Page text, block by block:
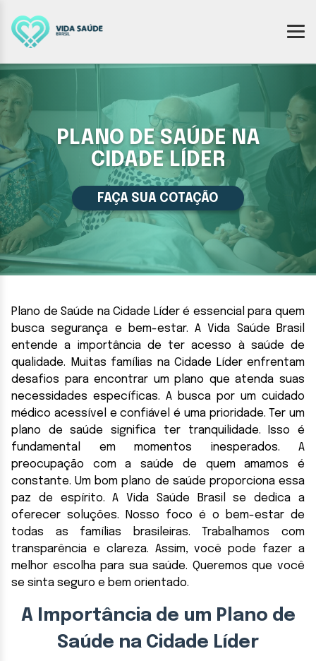
PLANO DE SAÚDE NA
CIDADE LÍDER
FAÇA SUA COTAÇÃO
Plano de Saúde na Cidade Líder é essencial para quem
busca segurança e bem-estar. A Vida Saúde Brasil
entende a importância de ter acesso à saúde de
qualidade. Muitas famílias na Cidade Líder enfrentam
desafios para encontrar um plano que atenda suas
necessidades específicas. A busca por um cuidado
médico acessível e confiável é uma prioridade. Ter um
plano de saúde significa ter tranquilidade. Isso é
fundamental em momentos inesperados. A
preocupação com a saúde de quem amamos é
constante. Um bom plano de saúde proporciona essa
paz de espírito. A Vida Saúde Brasil se dedica a
oferecer soluções. Nosso foco é o bem-estar de
todas as famílias brasileiras. Trabalhamos com
transparência e clareza. Assim, você pode fazer a
melhor escolha para sua saúde. Queremos que você
se sinta seguro e bem orientado.
A Importância de um Plano de
Saúde na Cidade Líder